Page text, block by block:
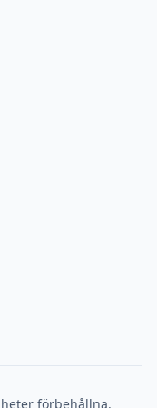
förbehållna.